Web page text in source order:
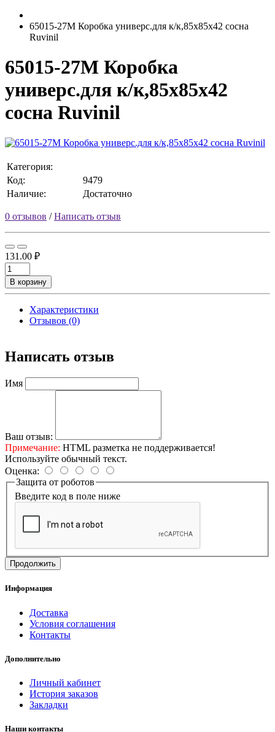
65015-27М Коробка универс.для к/к,85х85х42 сосна
Ruvinil
65015-27М Коробка
универс.для к/к,85х85х42
сосна Ruvinil
Категория:
Код:
9479
Наличие:
Достаточно
0 отзывов /Написать отзыв
131.00 ₽
В корзину
Характеристики
Отзывов (0)
Написать отзыв
Имя
Ваш отзыв:
Примечание: HTML разметка не поддерживается!
Используйте обычный текст.
Оценка:
Защита от роботов
Введите код в поле ниже
Продолжить
Информация
Доставка
Условия соглашения
Контакты
Дополнительно
Личный кабинет
История заказов
Закладки
Наши контакты